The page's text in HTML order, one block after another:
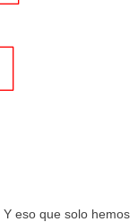
eso que solo hemos